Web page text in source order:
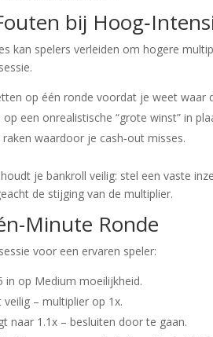
bij
kan spelers verleiden om hogere
op één ronde voordat je weet waar
op een onrealistische “grote winst” in
waardoor je cash‑out misses.
je bankroll veilig: stel een vaste
de stijging van de multiplier.
Minute Ronde
voor een ervaren speler:
in op Medium moeilijkheid.
– multiplier op 1x.
naar 1.1x – besluiten door te gaan.